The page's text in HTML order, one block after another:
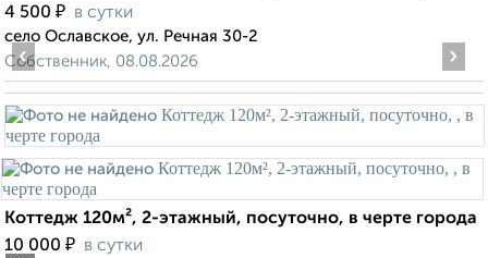
4 500 ₽ в сутки
село Ославское, ул. Речная 30-2
Собственник, 08.08.2026
‹ ›
Коттедж 120м², 2-этажный, посуточно, в черте города
10 000 ₽ в сутки